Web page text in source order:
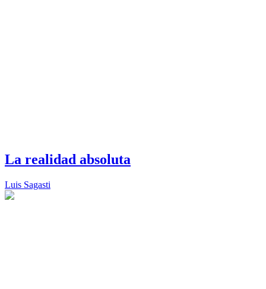
La realidad absoluta
Luis Sagasti